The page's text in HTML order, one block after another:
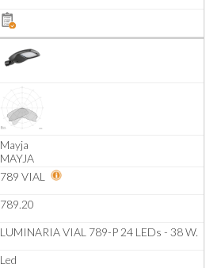
Mayja
MAYJA
789 VIAL
789.20
LUMINARIA VIAL 789-P 24 LEDs - 38 W.
Led